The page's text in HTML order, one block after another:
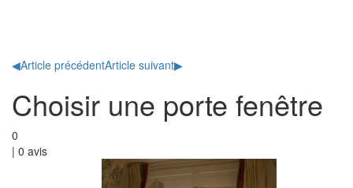
◀Article précédentArticle suivant▶
Choisir une porte fenêtre
0
| 0 avis